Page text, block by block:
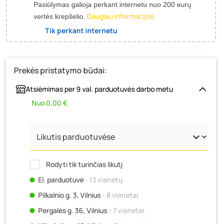
Pasiūlymas galioja perkant internetu nuo 200 eurų
vertės krepšelio. Daugiau informacijos.
Tik perkant internetu
Prekės pristatymo būdai:
Atsiėmimas per 9 val. parduotuvės darbo metu
Nuo 0,00 €
Rodyti tik turinčias likutį
El. parduotuvė‐ 13 vienetų
Pilkalnio g. 3, Vilnius - 8 vienetai
Pergalės g. 36, Vilnius - 7 vienetai